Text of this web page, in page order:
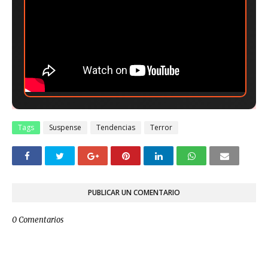
Tags Suspense Tendencias Terror
PUBLICAR UN COMENTARIO
0 Comentarios